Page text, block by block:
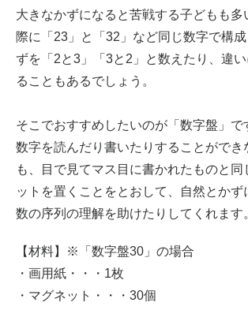
大きなかずになると苦戦する子どもも多
際に「23」と「32」など同じ数字で構
ずを「2と3」「3と2」と数えたり、違
ることもあるでしょう。
そこでおすすめしたいのが「数字盤」で
数字を読んだり書いたりすることができ
も、目で見てマス目に書かれたものと同
ットを置くことをとおして、自然とかず
数の序列の理解を助けたりしてくれます
【材料】※「数字盤30」の場合
・画用紙・・・1枚
・マグネット・・・30個